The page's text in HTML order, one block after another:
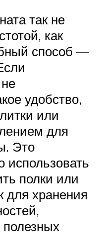
так не
как
способ —
удобство,
или
для
Это
использовать
полки или
для хранения
полезных